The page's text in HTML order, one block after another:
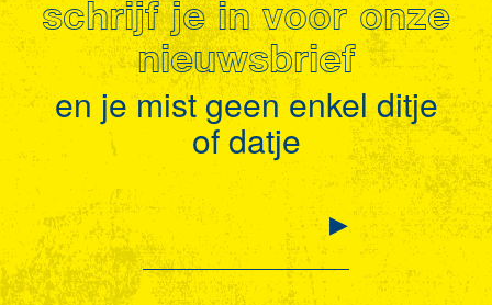
schrijf je in voor onze
nieuwsbrief
en je mist geen enkel ditje
of datje